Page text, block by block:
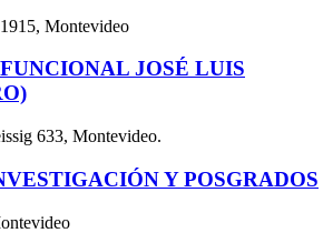
Montevideo
JOSÉ LUIS
633, Montevideo.
Y POSGRADOS